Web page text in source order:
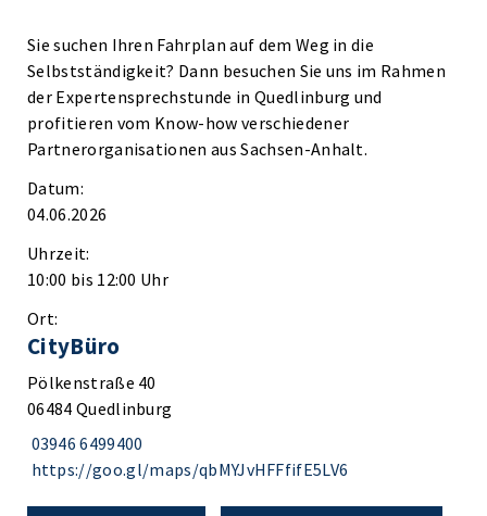
Sie suchen Ihren Fahrplan auf dem Weg in die
Selbstständigkeit? Dann besuchen Sie uns im Rahmen
der Expertensprechstunde in Quedlinburg und
profitieren vom Know-how verschiedener
Partnerorganisationen aus Sachsen-Anhalt.
Datum:
04.06.2026
Uhrzeit:
10:00 bis 12:00 Uhr
Ort:
CityBüro
Pölkenstraße 40
06484 Quedlinburg
03946 6499400
https://goo.gl/maps/qbMYJvHFFfifE5LV6